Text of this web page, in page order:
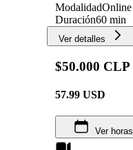
ModalidadOnline
Duración60 min
Ver detalles
$50.000 CLP
57.99 USD
Ver horas